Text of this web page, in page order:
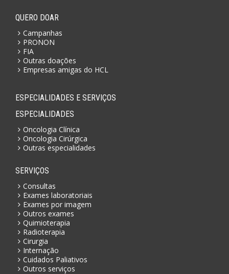
QUERO DOAR
Campanhas
PRONON
FIA
Outras doações
Empresas amigas do HCL
ESPECIALIDADES E SERVIÇOS
ESPECIALIDADES
Oncologia Clínica
Oncologia Cirúrgica
Outras especialidades
SERVIÇOS
Consultas
Exames laboratoriais
Exames por imagem
Outros exames
Quimioterapia
Radioterapia
Cirurgia
Internação
Cuidados Paliativos
Outros serviços